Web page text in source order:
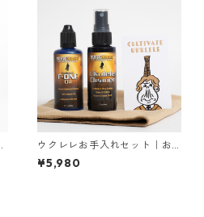
ウクレレお手入れセット｜お
得な当店オリジナルセット！
＜再入荷＞
¥5,980